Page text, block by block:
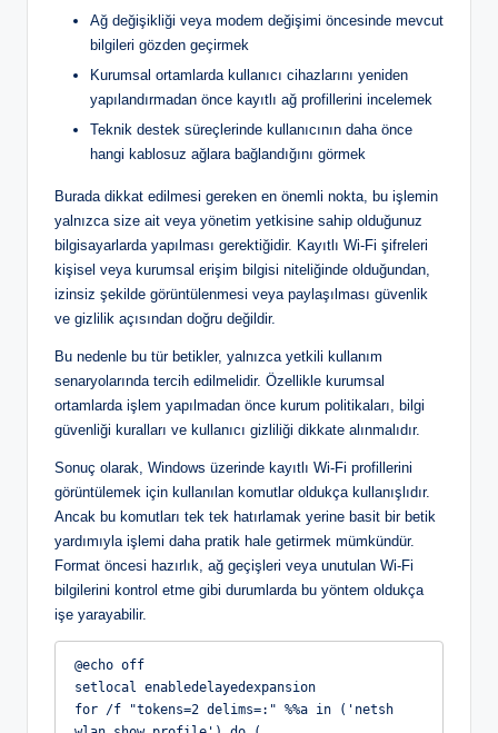
Ağ değişikliği veya modem değişimi öncesinde mevcut
bilgileri gözden geçirmek
Kurumsal ortamlarda kullanıcı cihazlarını yeniden
yapılandırmadan önce kayıtlı ağ profillerini incelemek
Teknik destek süreçlerinde kullanıcının daha önce
hangi kablosuz ağlara bağlandığını görmek
Burada dikkat edilmesi gereken en önemli nokta, bu işlemin
yalnızca size ait veya yönetim yetkisine sahip olduğunuz
bilgisayarlarda yapılması gerektiğidir. Kayıtlı Wi-Fi şifreleri
kişisel veya kurumsal erişim bilgisi niteliğinde olduğundan,
izinsiz şekilde görüntülenmesi veya paylaşılması güvenlik
ve gizlilik açısından doğru değildir.
Bu nedenle bu tür betikler, yalnızca yetkili kullanım
senaryolarında tercih edilmelidir. Özellikle kurumsal
ortamlarda işlem yapılmadan önce kurum politikaları, bilgi
güvenliği kuralları ve kullanıcı gizliliği dikkate alınmalıdır.
Sonuç olarak, Windows üzerinde kayıtlı Wi-Fi profillerini
görüntülemek için kullanılan komutlar oldukça kullanışlıdır.
Ancak bu komutları tek tek hatırlamak yerine basit bir betik
yardımıyla işlemi daha pratik hale getirmek mümkündür.
Format öncesi hazırlık, ağ geçişleri veya unutulan Wi-Fi
bilgilerini kontrol etme gibi durumlarda bu yöntem oldukça
işe yarayabilir.
@echo off
setlocal enabledelayedexpansion
for /f "tokens=2 delims=:" %%a in ('netsh